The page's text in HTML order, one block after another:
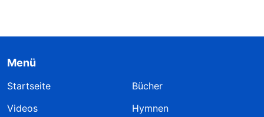
Menü
Startseite
Bücher
Videos
Hymnen